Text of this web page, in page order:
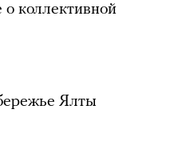
о коллективной
Ялты